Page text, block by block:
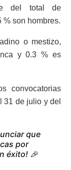
del total de
son hombres.
o mestizo,
y 0.3 % es
convocatorias
31 de julio y del
que
por
éxito! 🎉